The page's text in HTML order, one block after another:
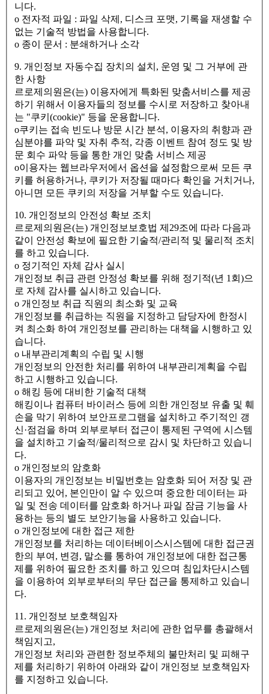
니다.
ο 전자적 파일 : 파일 삭제, 디스크 포맷, 기록을 재생할 수
없는 기술적 방법을 사용합니다.
ο 종이 문서 : 분쇄하거나 소각
9. 개인정보 자동수집 장치의 설치, 운영 및 그 거부에 관
한 사항
르로제의원은(는) 이용자에게 특화된 맞춤서비스를 제공
하기 위해서 이용자들의 정보를 수시로 저장하고 찾아내
는 "쿠키(cookie)" 등을 운용합니다.
ο쿠키는 접속 빈도나 방문 시간 분석, 이용자의 취향과 관
심분야를 파악 및 자취 추적, 각종 이벤트 참여 정도 및 방
문 회수 파악 등을 통한 개인 맞춤 서비스 제공
ο이용자는 웹브라우저에서 옵션을 설정함으로써 모든 쿠
키를 허용하거나, 쿠키가 저장될 때마다 확인을 거치거나,
아니면 모든 쿠키의 저장을 거부할 수도 있습니다.
10. 개인정보의 안전성 확보 조치
르로제의원은(는) 개인정보보호법 제29조에 따라 다음과
같이 안전성 확보에 필요한 기술적/관리적 및 물리적 조치
를 하고 있습니다.
ο 정기적인 자체 감사 실시
개인정보 취급 관련 안정성 확보를 위해 정기적(년 1회)으
로 자체 감사를 실시하고 있습니다.
ο 개인정보 취급 직원의 최소화 및 교육
개인정보를 취급하는 직원을 지정하고 담당자에 한정시
켜 최소화 하여 개인정보를 관리하는 대책을 시행하고 있
습니다.
ο 내부관리계획의 수립 및 시행
개인정보의 안전한 처리를 위하여 내부관리계획을 수립
하고 시행하고 있습니다.
ο 해킹 등에 대비한 기술적 대책
해킹이나 컴퓨터 바이러스 등에 의한 개인정보 유출 및 훼
손을 막기 위하여 보안프로그램을 설치하고 주기적인 갱
신·점검을 하며 외부로부터 접근이 통제된 구역에 시스템
을 설치하고 기술적/물리적으로 감시 및 차단하고 있습니
다.
ο 개인정보의 암호화
이용자의 개인정보는 비밀번호는 암호화 되어 저장 및 관
리되고 있어, 본인만이 알 수 있으며 중요한 데이터는 파
일 및 전송 데이터를 암호화 하거나 파일 잠금 기능을 사
용하는 등의 별도 보안기능을 사용하고 있습니다.
ο 개인정보에 대한 접근 제한
개인정보를 처리하는 데이터베이스시스템에 대한 접근권
한의 부여, 변경, 말소를 통하여 개인정보에 대한 접근통
제를 위하여 필요한 조치를 하고 있으며 침입차단시스템
을 이용하여 외부로부터의 무단 접근을 통제하고 있습니
다.
11. 개인정보 보호책임자
르로제의원은(는) 개인정보 처리에 관한 업무를 총괄해서
책임지고,
개인정보 처리와 관련한 정보주체의 불만처리 및 피해구
제를 처리하기 위하여 아래와 같이 개인정보 보호책임자
를 지정하고 있습니다.